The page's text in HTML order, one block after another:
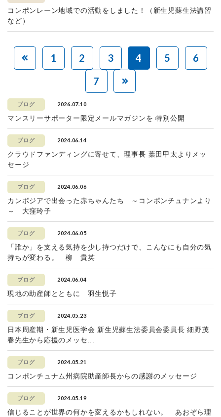
コンポンレーン地域での活動をしました！（新生児蘇生法講習
など）
1 2 3 4 5
6
7
ブログ 2026.07.10
マンスリーサポーター限定メールマガジンを 特別公開
ブログ 2024.06.14
クラウドファンディングに寄せて、理事長 葉田甲太よりメッ
セージ
ブログ 2024.06.06
カンボジアで出会った赤ちゃんたち ～コンポンチュナンより
～ 大窪玲子
ブログ 2024.06.05
「誰か」を支える気持を少し持つだけで、こんなにも自分の気
持ちが変わる。 柳 貴英
ブログ 2024.06.04
現地の助産師とともに 羽生悦子
ブログ 2024.05.23
日本周産期・新生児医学会 新生児蘇生法委員会委員長 細野茂
春先生から応援のメッセ...
ブログ 2024.05.21
コンポンチュナム州病院助産師長からの感謝のメッセージ
ブログ 2024.05.19
信じることが世界の何かを変えるかもしれない。 あおぞら理